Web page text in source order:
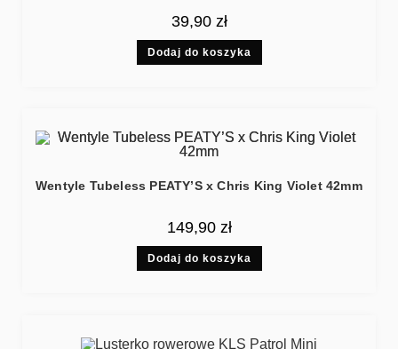
39,90 zł
Dodaj do koszyka
Wentyle Tubeless PEATY’S x Chris King Violet 42mm
149,90 zł
Dodaj do koszyka